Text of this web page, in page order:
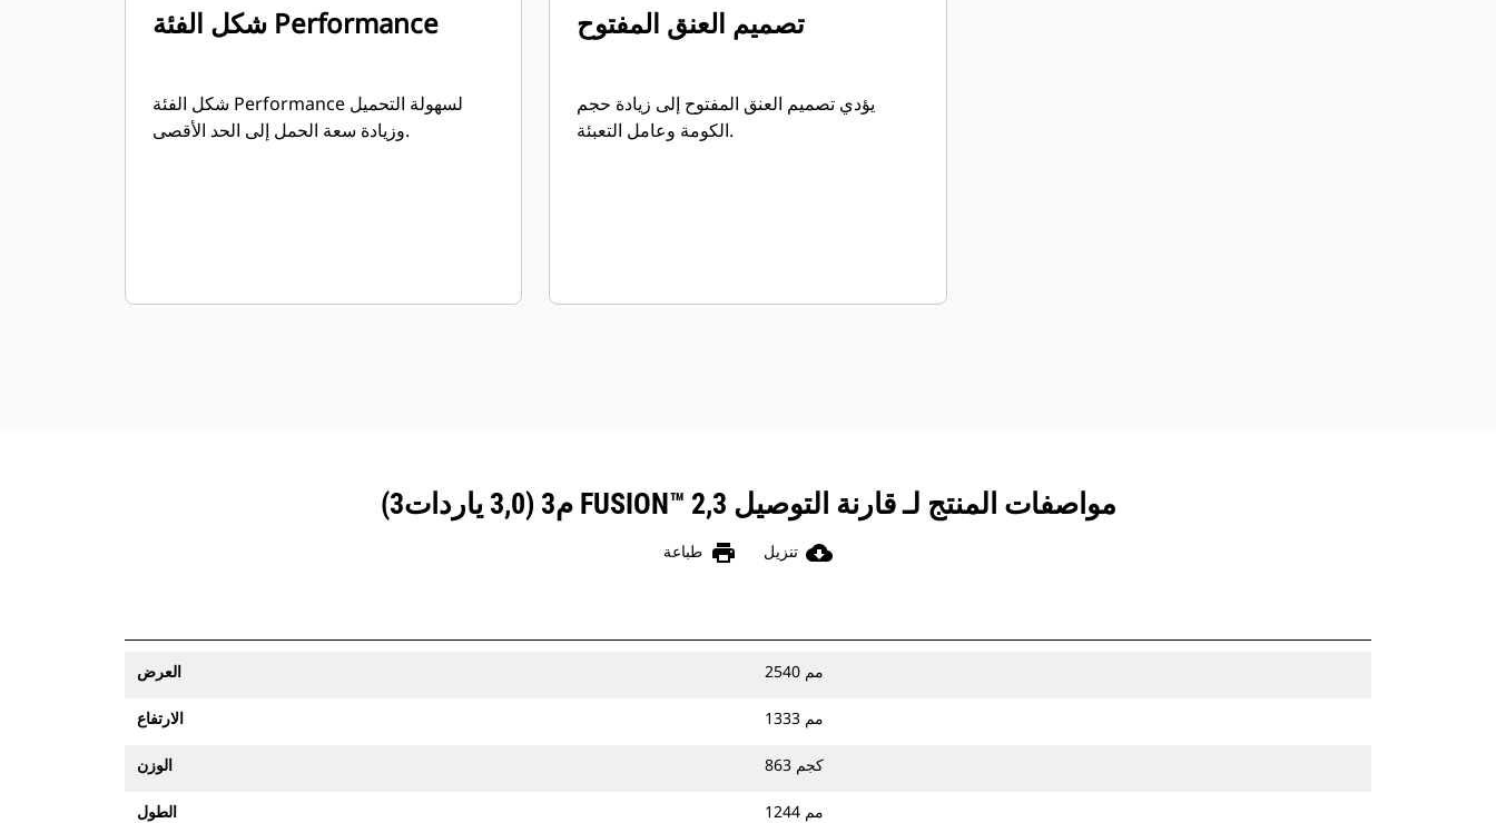
شكل الفئة Performance
شكل الفئة Performance لسهولة التحميل
وزيادة سعة الحمل إلى الحد الأقصى.
تصميم العنق المفتوح
يؤدي تصميم العنق المفتوح إلى زيادة حجم
الكومة وعامل التعبئة.
مواصفات المنتج لـ قارنة التوصيل FUSION™ 2,3 م3 (3,0 ياردات3)
cloud_download تنزيل print طباعة
العرض 2540 مم
الارتفاع 1333 مم
الوزن 863 كجم
الطول 1244 مم